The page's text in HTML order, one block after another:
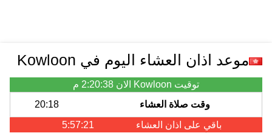
موعد اذان العشاء اليوم في Kowloon
توقيت Kowloon الان
2:20:38 م
وقت صلاة العشاء
20:18
باقي على اذان العشاء
5:57:20